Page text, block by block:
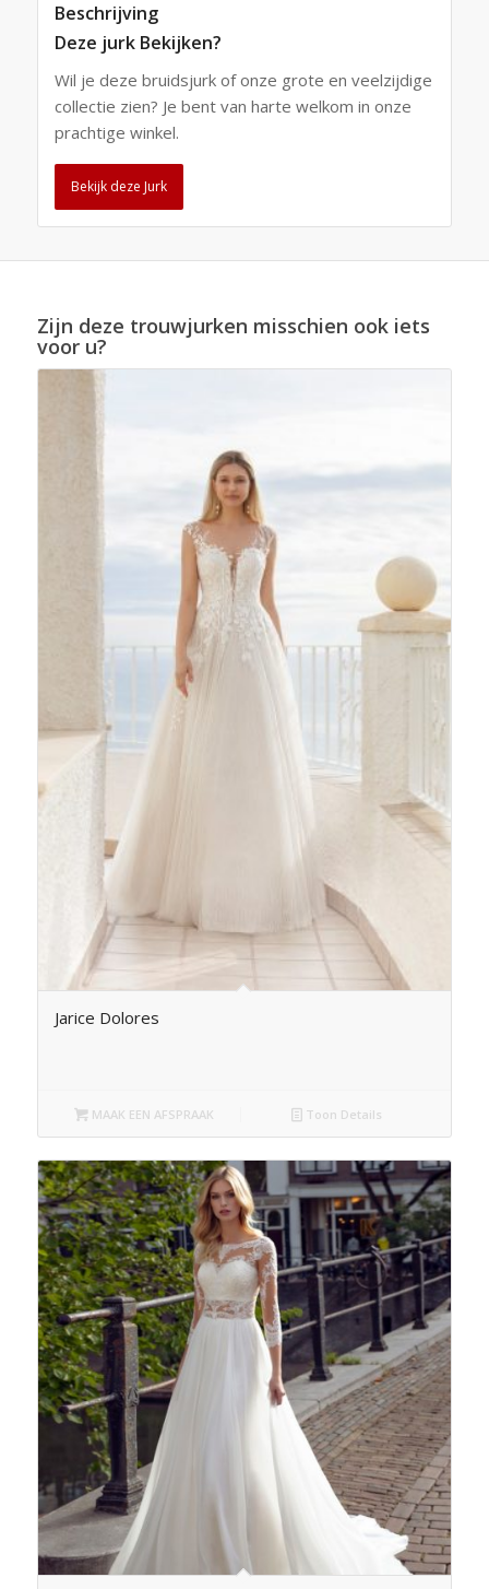
Beschrijving
Deze jurk Bekijken?
Wil je deze bruidsjurk of onze grote en veelzijdige
collectie zien? Je bent van harte welkom in onze
prachtige winkel.
Bekijk deze Jurk
Zijn deze trouwjurken misschien ook iets
voor u?
Jarice Dolores
MAAK EEN AFSPRAAK Toon Details